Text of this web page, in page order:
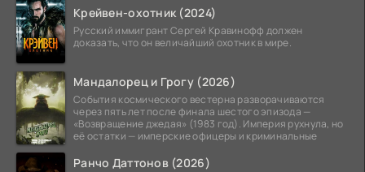
Крейвен-охотник (2024)
Русский иммигрант Сергей Кравинофф должен
доказать, что он величайший охотник в мире.
Мандалорец и Грогу (2026)
События космического вестерна разворачиваются
через пять лет после финала шестого эпизода —
«Возвращение джедая» (1983 год). Империя рухнула, но
её остатки — имперские офицеры и криминальные
Ранчо Даттонов (2026)